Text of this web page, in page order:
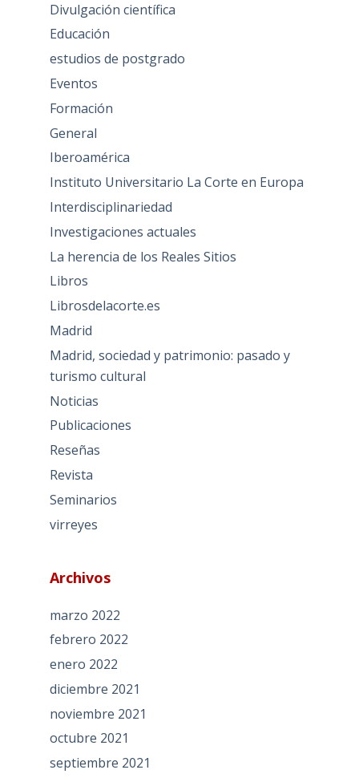
Divulgación científica
Educación
estudios de postgrado
Eventos
Formación
General
Iberoamérica
Instituto Universitario La Corte en Europa
Interdisciplinariedad
Investigaciones actuales
La herencia de los Reales Sitios
Libros
Librosdelacorte.es
Madrid
Madrid, sociedad y patrimonio: pasado y
turismo cultural
Noticias
Publicaciones
Reseñas
Revista
Seminarios
virreyes
Archivos
marzo 2022
febrero 2022
enero 2022
diciembre 2021
noviembre 2021
octubre 2021
septiembre 2021